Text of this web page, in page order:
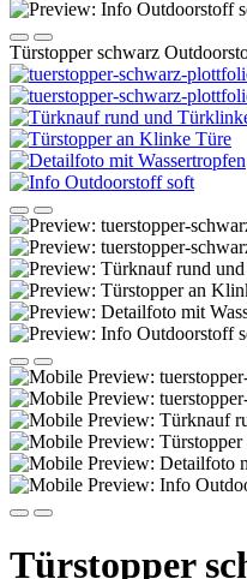
Türstopper schwarz
Türstopper